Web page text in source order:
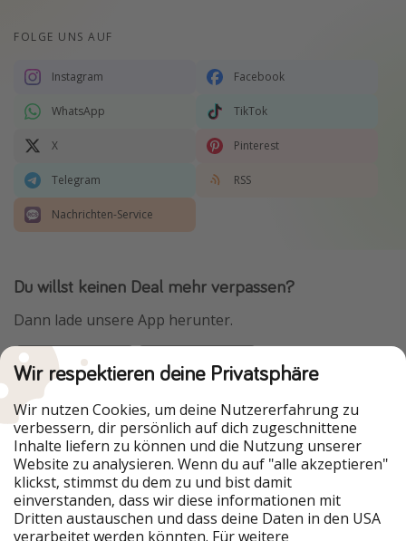
FOLGE UNS AUF
Instagram Facebook
WhatsApp TikTok
X Pinterest
Telegram RSS
Nachrichten-Service
Du willst keinen Deal mehr verpassen?
Dann lade unsere App herunter.
Urlaubspiraten ist Teil der HolidayPirates Group
Unsere Märkte
PiratinViaggio
HolidayPirates
VakantiePiraten
WakacyjniPiraci
VoyagesPirates
Ferienpiraten
Urlaubspiraten
ViajerosPiratas
TravelPirates
Wir respektieren deine Privatsphäre
Wir nutzen Cookies, um deine Nutzererfahrung zu
verbessern, dir persönlich auf dich zugeschnittene
Inhalte liefern zu können und die Nutzung unserer
Website zu analysieren. Wenn du auf "alle akzeptieren"
klickst, stimmst du dem zu und bist damit
einverstanden, dass wir diese informationen mit
Dritten austauschen und dass deine Daten in den USA
verarbeitet werden könnten. Für weitere